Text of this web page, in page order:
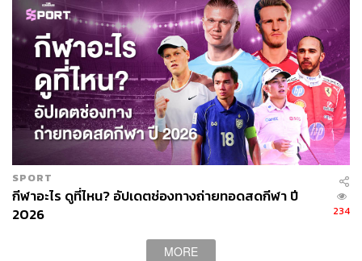
1.Duration of Time
สิ่งแรกที่เราควรรู้ก่อนคือในวันนั้นจะมีคนมาพิทช์ร่วมกับ
เราทั้งหมดกี่คน และเราจะได้เข้าพิทชิงเป็นคิวที่เท่าไร เพราะ
กรรมการแต่ละคนนั้นมีลิมิตในการรับข้อมูลและความสนใจ
ที่แตกต่างกันอยู่ หากเรารู้ข้อมูลตรงนี้ก็จะได้นำไปวาง
กลยุทธ์และควบคุมสถานการณ์ในการพิทชิงได้
หลังจากนั้นถึงมาดูช่วงเวลาที่เราจะใช้ในการพิทชิงว่าเรา
มีเวลาทั้งหมดเท่าไร และในเวลาเท่านี้ เราจะใช้เพื่อทำอะไร
บ้าง ซึ่งในช่วงเวลาทั้งหมดนั้น เราควรจะรวมไปถึงการเซ
ตอัพและการเปิดตัวต่างๆ เพื่อสร้างความประทับใจแรก ก่อน
ที่จะเข้าสู่ช่วงของการเล่าเรื่องราวโปรเจกต์ที่เราจะทำ โดย
ทั้งสองส่วนนี้ควรใช้เวลาไม่เกิน 30% ของเวลาทั้งหมด
SPORT
กีฬาอะไร ดูที่ไหน? อัปเดตช่องทางถ่ายทอดสดกีฬา ปี
2026
234
MORE